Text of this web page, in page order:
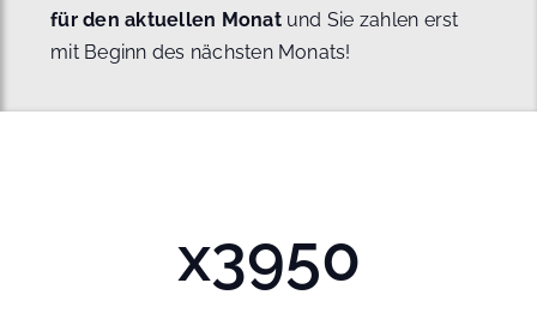
für den aktuellen Monat und Sie zahlen erst
mit Beginn des nächsten Monats!
x3950